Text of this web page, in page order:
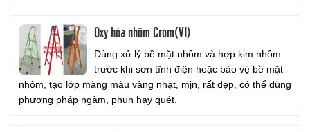
Oxy hóa nhôm Crom(VI)
Dùng xử lý bề mặt nhôm và hợp kim nhôm
trước khi sơn tĩnh điện hoặc bảo vệ bề mặt
nhôm, tạo lớp màng màu vàng nhạt, mịn, rất đẹp, có thể dùng
phương pháp ngâm, phun hay quét.